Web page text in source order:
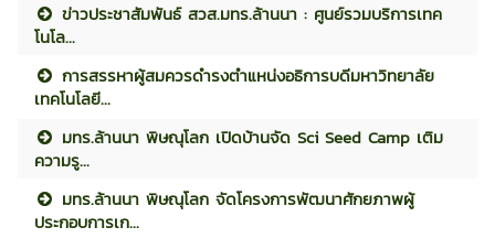
ข่าวประชาสัมพันธ์ สวส.มทร.ล้านนา : ศูนย์รวมบริการเทค
โนโล...
การสรรหาผู้สมควรดำรงตำแหน่งอธิการบดีมหาวิทยาลัย
เทคโนโลยี...
มทร.ล้านนา พิษณุโลก เปิดบ้านจัด Sci Seed Camp เติม
ความรู...
มทร.ล้านนา พิษณุโลก จัดโครงการพัฒนาศักยภาพผู้
ประกอบการเก...